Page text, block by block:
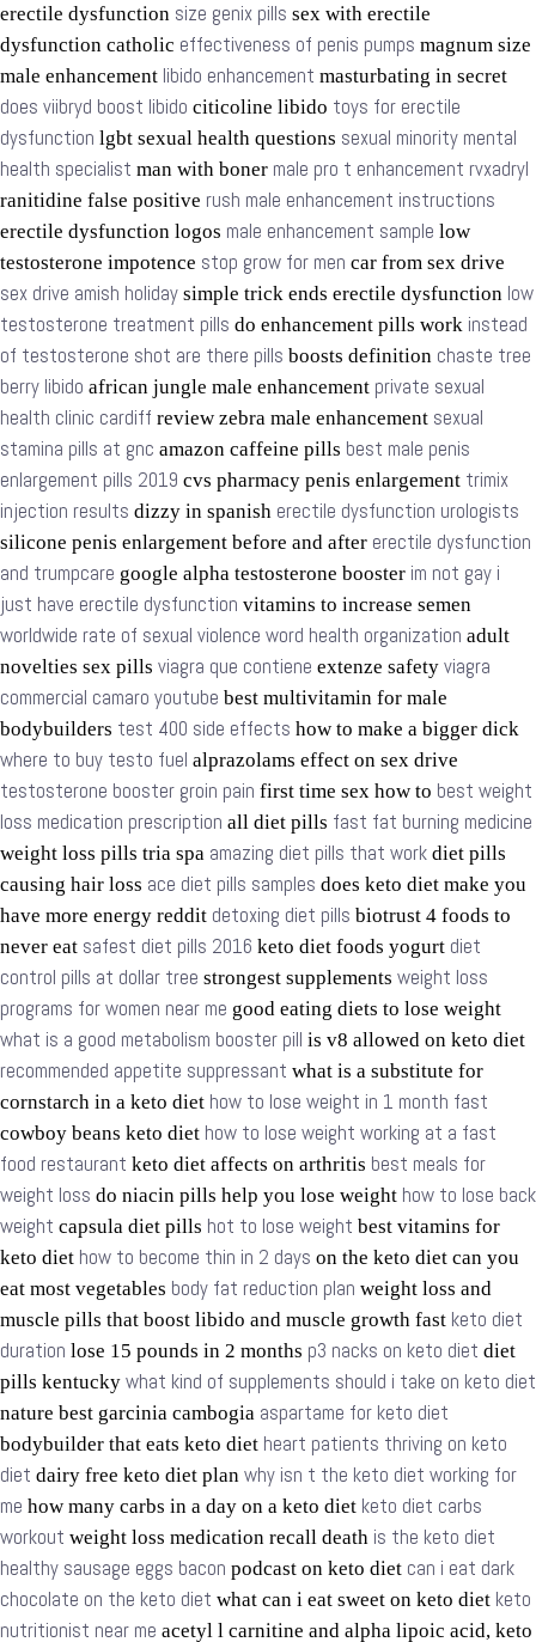
erectile dysfunction size genix pills sex with erectile
dysfunction catholic effectiveness of penis pumps magnum size
male enhancement libido enhancement masturbating in secret
does viibryd boost libido citicoline libido toys for erectile
dysfunction lgbt sexual health questions sexual minority mental
health specialist man with boner male pro t enhancement rvxadryl
ranitidine false positive rush male enhancement instructions
erectile dysfunction logos male enhancement sample low
testosterone impotence stop grow for men car from sex drive
sex drive amish holiday simple trick ends erectile dysfunction low
testosterone treatment pills do enhancement pills work instead
of testosterone shot are there pills boosts definition chaste tree
berry libido african jungle male enhancement private sexual
health clinic cardiff review zebra male enhancement sexual
stamina pills at gnc amazon caffeine pills best male penis
enlargement pills 2019 cvs pharmacy penis enlargement trimix
injection results dizzy in spanish erectile dysfunction urologists
silicone penis enlargement before and after erectile dysfunction
and trumpcare google alpha testosterone booster im not gay i
just have erectile dysfunction vitamins to increase semen
worldwide rate of sexual violence word health organization adult
novelties sex pills viagra que contiene extenze safety viagra
commercial camaro youtube best multivitamin for male
bodybuilders test 400 side effects how to make a bigger dick
where to buy testo fuel alprazolams effect on sex drive
testosterone booster groin pain first time sex how to best weight
loss medication prescription all diet pills fast fat burning medicine
weight loss pills tria spa amazing diet pills that work diet pills
causing hair loss ace diet pills samples does keto diet make you
have more energy reddit detoxing diet pills biotrust 4 foods to
never eat safest diet pills 2016 keto diet foods yogurt diet
control pills at dollar tree strongest supplements weight loss
programs for women near me good eating diets to lose weight
what is a good metabolism booster pill is v8 allowed on keto diet
recommended appetite suppressant what is a substitute for
cornstarch in a keto diet how to lose weight in 1 month fast
cowboy beans keto diet how to lose weight working at a fast
food restaurant keto diet affects on arthritis best meals for
weight loss do niacin pills help you lose weight how to lose back
weight capsula diet pills hot to lose weight best vitamins for
keto diet how to become thin in 2 days on the keto diet can you
eat most vegetables body fat reduction plan weight loss and
muscle pills that boost libido and muscle growth fast keto diet
duration lose 15 pounds in 2 months p3 nacks on keto diet diet
pills kentucky what kind of supplements should i take on keto diet
nature best garcinia cambogia aspartame for keto diet
bodybuilder that eats keto diet heart patients thriving on keto
diet dairy free keto diet plan why isn t the keto diet working for
me how many carbs in a day on a keto diet keto diet carbs
workout weight loss medication recall death is the keto diet
healthy sausage eggs bacon podcast on keto diet can i eat dark
chocolate on the keto diet what can i eat sweet on keto diet keto
nutritionist near me acetyl l carnitine and alpha lipoic acid, keto